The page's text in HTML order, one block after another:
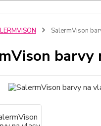
SalermVison
barvy